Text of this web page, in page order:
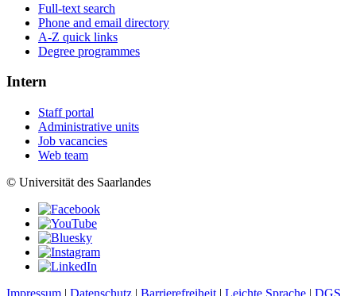
Full-text search
Phone and email directory
A-Z quick links
Degree programmes
Intern
Staff portal
Administrative units
Job vacancies
Web team
© Universität des Saarlandes